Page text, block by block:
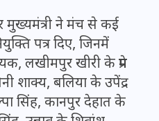
मुख्यमंत्री ने मंच से कई
पत्र दिए, जिनमें
लखीमपुर खीरी के प्रेम
शाक्य, बलिया के उपेंद्र
सिंह, कानपुर देहात के